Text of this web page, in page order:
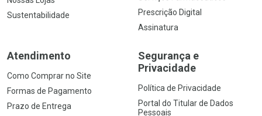
Sustentabilidade
Prescrição Digital
Assinatura
Atendimento
Como Comprar no Site
Formas de Pagamento
Prazo de Entrega
Segurança e
Privacidade
Política de Privacidade
Portal do Titular de Dados
Pessoais